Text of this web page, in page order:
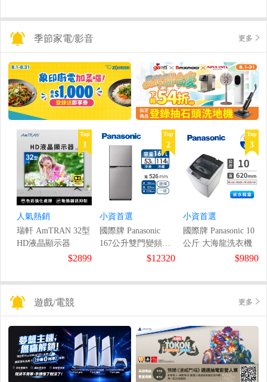
季節家電/影音 更多
Top
1
人氣熱銷
瑞軒 AmTRAN 32型
HD液晶顯示器
$2899
Top
2
小資首選
國際牌 Panasonic
167公升雙門變頻冰
$12320
Top
3
小資首選
國際牌 Panasonic 10
公斤 大海龍洗衣機
$9890
遊戲/電競 更多